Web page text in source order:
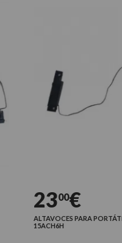
2300€
ALTAVOCES PARA PORTÁTIL
15ACH6H